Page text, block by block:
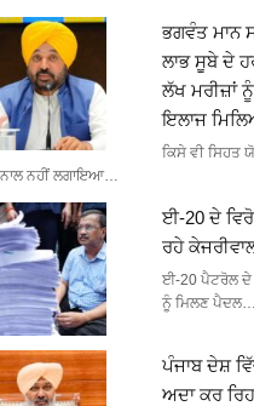
ਭਗਵੰਤ ਮਾਨ
ਲਾਭ ਸੂਬੇ ਦੇ
ਲੱਖ ਮਰੀਜ਼ਾਂ
ਇਲਾਜ
ਕਿਸੇ ਵੀ ਸਿਹਤ
ਨਾਲ ਨਹੀਂ ਲਗਾਇਆ…
ਈ-20 ਦੇ
ਰਹੇ
ਈ-20 ਪੈਟਰੋਲ ਦੇ
ਨੂੰ ਮਿਲਣ ਪੈਦਲ…
ਪੰਜਾਬ ਦੇਸ਼
ਅਦਾ ਕਰ